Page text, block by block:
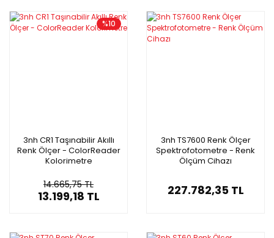
%10
3nh CR1 Taşınabilir Akıllı
Renk Ölçer - ColorReader
Kolorimetre
14.665,75 TL
13.199,18 TL
3nh TS7600 Renk Ölçer
Spektrofotometre - Renk
Ölçüm Cihazı
227.782,35 TL